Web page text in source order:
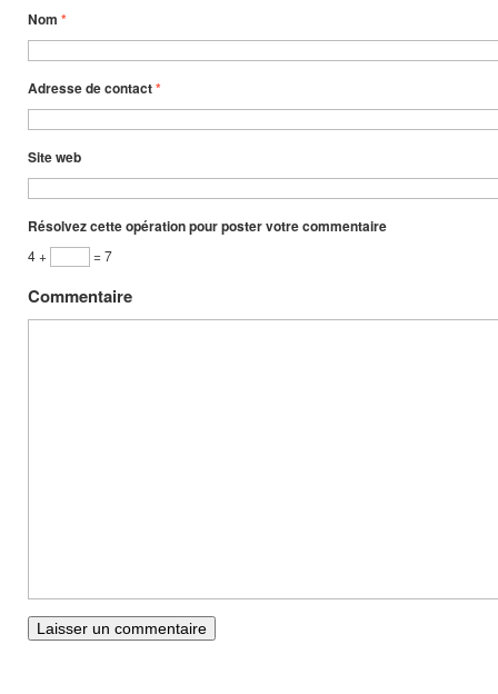
Nom *
Adresse de contact*
Site web
Résolvez cette opération pour poster votre commentaire
4 + = 7
Commentaire